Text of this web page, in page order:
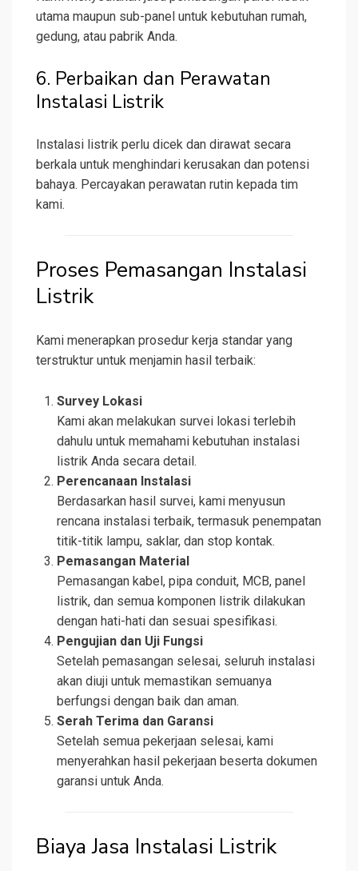
utama maupun sub-panel untuk kebutuhan rumah,
gedung, atau pabrik Anda.
6. Perbaikan dan Perawatan
Instalasi Listrik
Instalasi listrik perlu dicek dan dirawat secara
berkala untuk menghindari kerusakan dan potensi
bahaya. Percayakan perawatan rutin kepada tim
kami.
Proses Pemasangan Instalasi
Listrik
Kami menerapkan prosedur kerja standar yang
terstruktur untuk menjamin hasil terbaik:
Survey Lokasi
Kami akan melakukan survei lokasi terlebih
dahulu untuk memahami kebutuhan instalasi
listrik Anda secara detail.
Perencanaan Instalasi
Berdasarkan hasil survei, kami menyusun
rencana instalasi terbaik, termasuk penempatan
titik-titik lampu, saklar, dan stop kontak.
Pemasangan Material
Pemasangan kabel, pipa conduit, MCB, panel
listrik, dan semua komponen listrik dilakukan
dengan hati-hati dan sesuai spesifikasi.
Pengujian dan Uji Fungsi
Setelah pemasangan selesai, seluruh instalasi
akan diuji untuk memastikan semuanya
berfungsi dengan baik dan aman.
Serah Terima dan Garansi
Setelah semua pekerjaan selesai, kami
menyerahkan hasil pekerjaan beserta dokumen
garansi untuk Anda.
Biaya Jasa Instalasi Listrik